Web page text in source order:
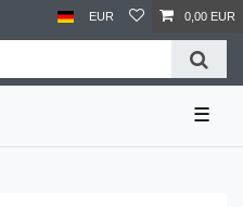
EUR 0,00 EUR
☰